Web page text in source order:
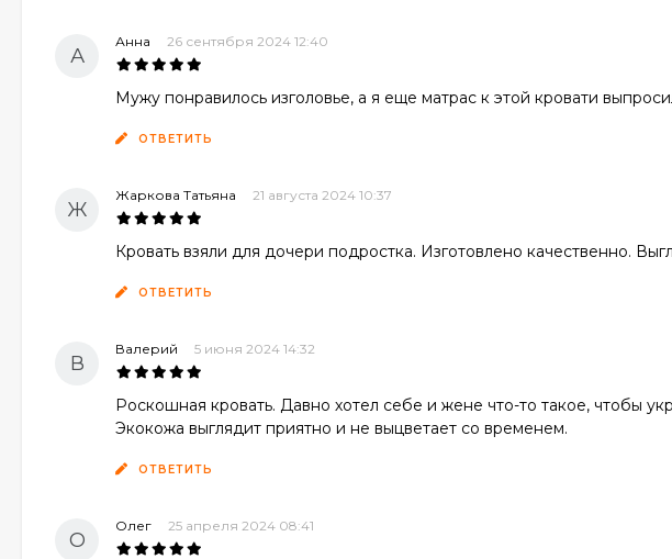
А
Анна 26 сентября 2024 12:40
Мужу понравилось изголовье, а я еще матрас к этой кровати
ОТВЕТИТЬ
Ж
Жаркова Татьяна 21 августа 2024 10:37
Кровать взяли для дочери подростка. Изготовлено качественно.
ОТВЕТИТЬ
В
Валерий 5 июня 2024 14:32
Роскошная кровать. Давно хотел себе и жене что-то такое, чтобы
Экокожа выглядит приятно и не выцветает со временем.
ОТВЕТИТЬ
О
Олег 25 апреля 2024 08:41